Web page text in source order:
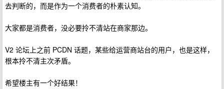
去判断的，而是作为一个消费者的朴素认知。
大家都是消费者，没必要拎不清站在商家那边。
V2 论坛上之前 PCDN 话题，某些给运营商站台的用户，也是这样，
根本拎不清主次矛盾。
希望楼主有一个好结果！